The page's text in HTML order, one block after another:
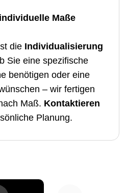
Maße
die Individualisierung
Sie eine spezifische
benötigen oder eine
– wir fertigen
Maß. Kontaktieren
Planung.